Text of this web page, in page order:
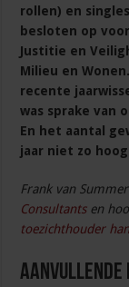
rollen) en
besloten op
Justitie en
Milieu en
recente
was sprake van
En het aantal
jaar niet zo
Frank van
Consultantsen
toezichthouder
Aanvullende